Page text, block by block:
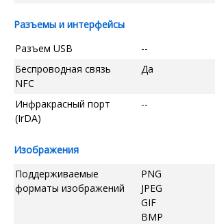
Разъемы и интерфейсы
Разъем USB
--
Беспроводная связь
NFC
Да
Инфракрасный порт
(IrDA)
--
Изображения
Поддерживаемые
форматы изображений
PNG
JPEG
GIF
BMP